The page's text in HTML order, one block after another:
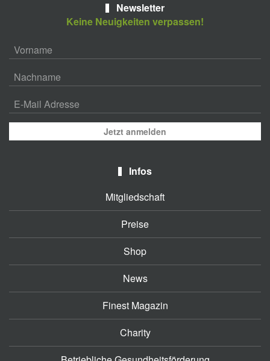
Newsletter
Keine Neuigkeiten verpassen!
Jetzt anmelden
Infos
Mitgliedschaft
Preise
Shop
News
Finest Magazin
Charity